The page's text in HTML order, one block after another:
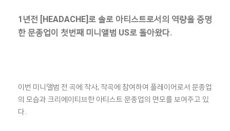
1년전 [HEADACHE]로 솔로 아티스트로서의 역량을 증명
한 문종업이 첫번째 미니앨범 US로 돌아왔다.
이번 미니앨범 전 곡에 작사, 작곡에 참여하여 플레이어로서 문종업
의 모습과 크리에이티브한 아티스트 문종업의 면모를 보여주고 있
다.